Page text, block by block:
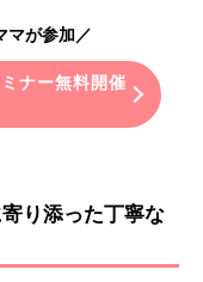
マが参加／
ナー無料開催
り添った丁寧な